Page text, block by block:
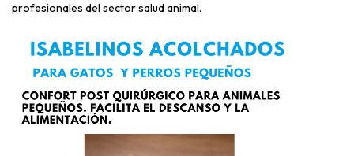
profesionales del sector salud animal.